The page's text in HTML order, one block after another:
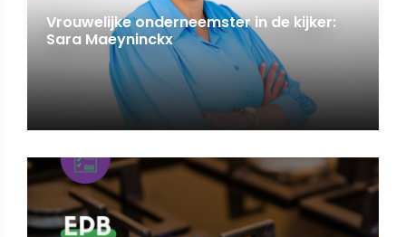
Vrouwelijke onderneemster in de kijker:
Sara Maeyninckx